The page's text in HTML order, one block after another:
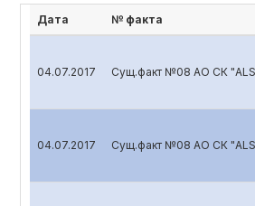
Дата № факта
04.07.2017 Сущ.факт №08 АО СК
04.07.2017 Сущ.факт №08 АО СК